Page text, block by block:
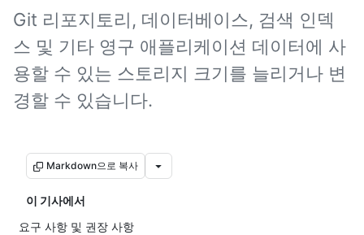
Git 리포지토리, 데이터베이스, 검색 인덱
스 및 기타 영구 애플리케이션 데이터에 사
용할 수 있는 스토리지 크기를 늘리거나 변
경할 수 있습니다.
Markdown으로 복사
이 기사에서
요구 사항 및 권장 사항